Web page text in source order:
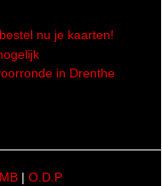
nu je kaarten!
in Drenthe
MB | O.D.P